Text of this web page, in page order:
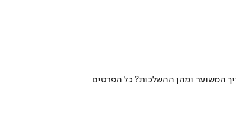
המשוער ומהן ההשלכות? כל הפרטים